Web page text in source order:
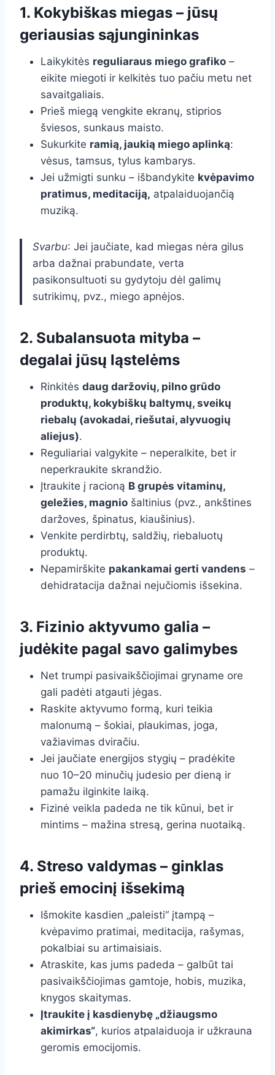
1. Kokybiškas miegas – jūsų
geriausias sąjungininkas
Laikykitės reguliaraus miego grafiko –
eikite miegoti ir kelkitės tuo pačiu metu net
savaitgaliais.
Prieš miegą vengkite ekranų, stiprios
šviesos, sunkaus maisto.
Sukurkite ramią, jaukią miego aplinką:
vėsus, tamsus, tylus kambarys.
Jei užmigti sunku – išbandykite kvėpavimo
pratimus, meditaciją, atpalaiduojančią
muziką.
Svarbu: Jei jaučiate, kad miegas nėra gilus
arba dažnai prabundate, verta
pasikonsultuoti su gydytoju dėl galimų
sutrikimų, pvz., miego apnėjos.
2. Subalansuota mityba –
degalai jūsų ląstelėms
Rinkitės daug daržovių, pilno grūdo
produktų, kokybiškų baltymų, sveikų
riebalų (avokadai, riešutai, alyvuogių
aliejus).
Reguliariai valgykite – neperalkite, bet ir
neperkraukite skrandžio.
Įtraukite į racioną B grupės vitaminų,
geležies, magnio šaltinius (pvz., ankštines
daržoves, špinatus, kiaušinius).
Venkite perdirbtų, saldžių, riebaluotų
produktų.
Nepamirškite pakankamai gerti vandens –
dehidratacija dažnai nejučiomis išsekina.
3. Fizinio aktyvumo galia –
judėkite pagal savo galimybes
Net trumpi pasivaikščiojimai gryname ore
gali padėti atgauti jėgas.
Raskite aktyvumo formą, kuri teikia
malonumą – šokiai, plaukimas, joga,
važiavimas dviračiu.
Jei jaučiate energijos stygių – pradėkite
nuo 10–20 minučių judesio per dieną ir
pamažu ilginkite laiką.
Fizinė veikla padeda ne tik kūnui, bet ir
mintims – mažina stresą, gerina nuotaiką.
4. Streso valdymas – ginklas
prieš emocinį išsekimą
Išmokite kasdien „paleisti“ įtampą –
kvėpavimo pratimai, meditacija, rašymas,
pokalbiai su artimaisiais.
Atraskite, kas jums padeda – galbūt tai
pasivaikščiojimas gamtoje, hobis, muzika,
knygos skaitymas.
Įtraukite į kasdienybę „džiaugsmo
akimirkas“, kurios atpalaiduoja ir užkrauna
geromis emocijomis.